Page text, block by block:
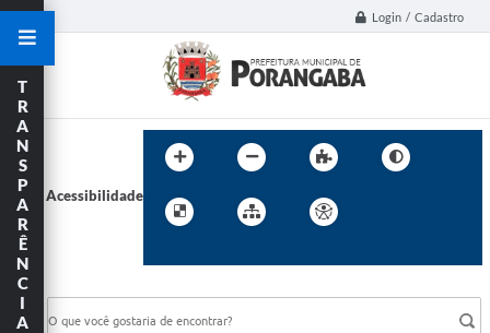
Login / Cadastro
Acessibilidade
T
R
A
N
S
P
A
R
Ê
N
C
I
A